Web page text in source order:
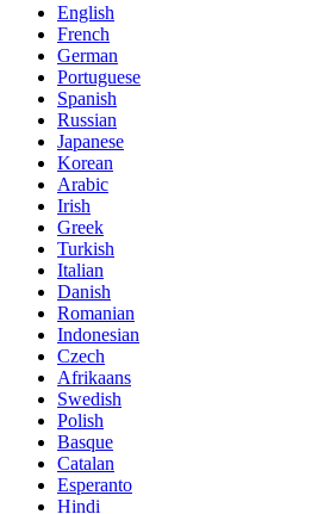
English
French
German
Portuguese
Spanish
Russian
Japanese
Korean
Arabic
Irish
Greek
Turkish
Italian
Danish
Romanian
Indonesian
Czech
Afrikaans
Swedish
Polish
Basque
Catalan
Esperanto
Hindi